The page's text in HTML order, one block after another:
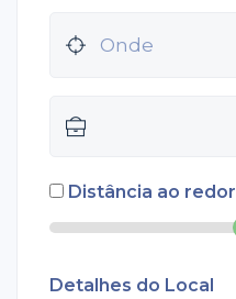
Distância ao redor
Detalhes do Local